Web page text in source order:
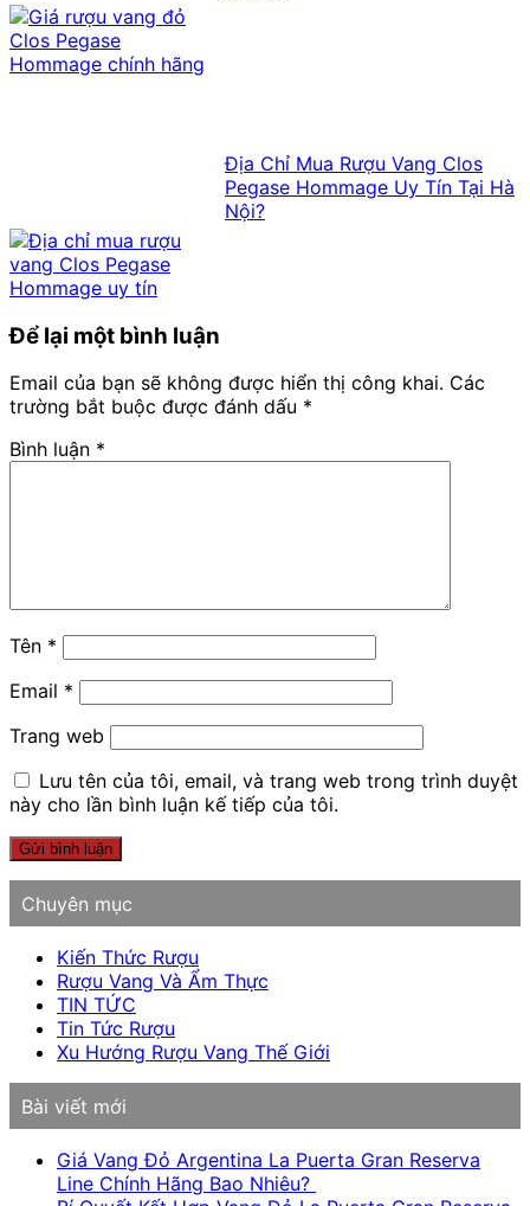
Địa Chỉ Mua Rượu Vang Clos
Pegase Hommage Uy Tín Tại Hà
Nội?
Để lại một bình luận
Email của bạn sẽ không được hiển thị công khai. Các
trường bắt buộc được đánh dấu *
Bình luận *
Tên *
Email *
Trang web
Lưu tên của tôi, email, và trang web trong trình duyệt
này cho lần bình luận kế tiếp của tôi.
Chuyên mục
Kiến Thức Rượu
Rượu Vang Và Ẩm Thực
TIN TỨC
Tin Tức Rượu
Xu Hướng Rượu Vang Thế Giới
Bài viết mới
Giá Vang Đỏ Argentina La Puerta Gran Reserva
Line Chính Hãng Bao Nhiêu?